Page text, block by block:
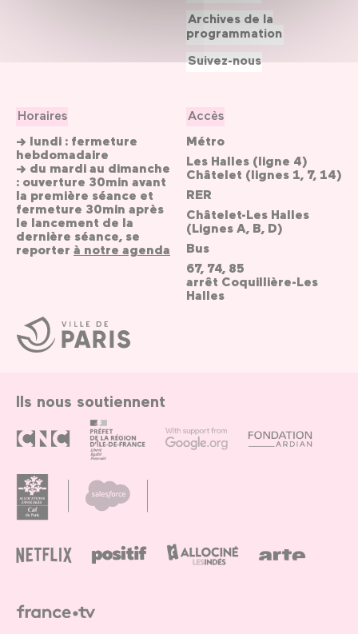
Ville
de
Paris
Horaires
→ lundi : fermeture
hebdomadaire
→ du mardi au dimanche
: ouverture 30min avant
la première séance et
fermeture 30min après
le lancement de la
dernière séance, se
reporter à notre agenda
Accès
Métro
Les Halles (ligne 4)
Châtelet (lignes 1, 7, 14)
RER
Châtelet-Les Halles
(Lignes A, B, D)
Bus
67, 74, 85
arrêt Coquillière-Les
Halles
Archives de la
programmation
Suivez-nous
Ils nous soutiennent